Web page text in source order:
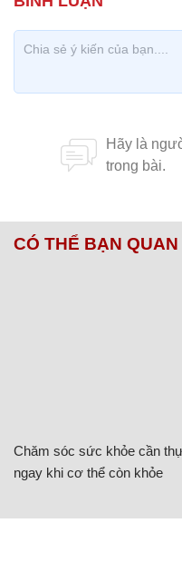
CÓ THỂ BẠN QUAN
Chăm sóc sức khỏe cần
ngay khi cơ thể còn khỏe